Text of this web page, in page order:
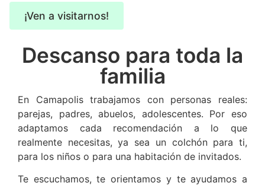
¡Ven a visitarnos!
Descanso para toda la
familia
En Camapolis trabajamos con personas reales:
parejas, padres, abuelos, adolescentes. Por eso
adaptamos cada recomendación a lo que
realmente necesitas, ya sea un colchón para ti,
para los niños o para una habitación de invitados.
Te escuchamos, te orientamos y te ayudamos a